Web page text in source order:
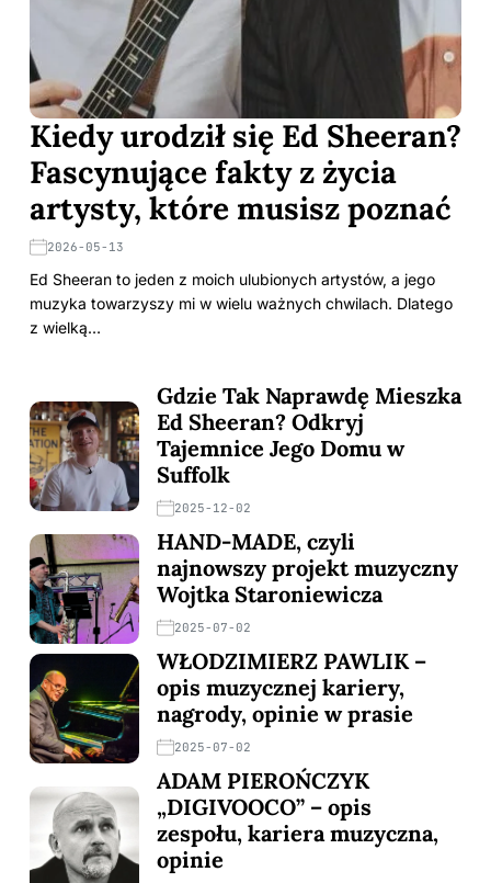
Kiedy urodził się Ed Sheeran?
Fascynujące fakty z życia
artysty, które musisz poznać
2026-05-13
Ed Sheeran to jeden z moich ulubionych artystów, a jego
muzyka towarzyszy mi w wielu ważnych chwilach. Dlatego
z wielką…
Gdzie Tak Naprawdę Mieszka
Ed Sheeran? Odkryj
Tajemnice Jego Domu w
Suffolk
2025-12-02
HAND-MADE, czyli
najnowszy projekt muzyczny
Wojtka Staroniewicza
2025-07-02
WŁODZIMIERZ PAWLIK –
opis muzycznej kariery,
nagrody, opinie w prasie
2025-07-02
ADAM PIEROŃCZYK
„DIGIVOOCO” – opis
zespołu, kariera muzyczna,
opinie